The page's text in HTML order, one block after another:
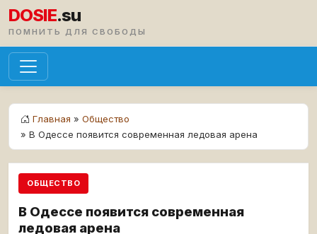
DOSIE.su
ПОМНИТЬ ДЛЯ СВОБОДЫ
Главная » Общество
» В Одессе появится современная ледовая арена
ОБЩЕСТВО
В Одессе появится современная
ледовая арена